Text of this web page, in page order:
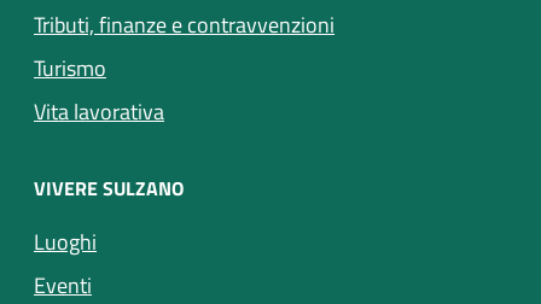
Tributi, finanze e contravvenzioni
Turismo
Vita lavorativa
VIVERE SULZANO
Luoghi
Eventi